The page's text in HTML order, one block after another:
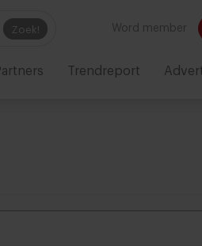
Zoek! Word member
Trendreport